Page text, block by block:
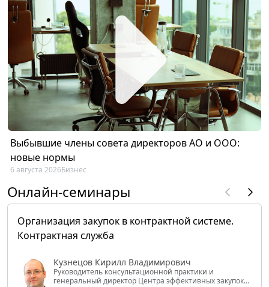
Выбывшие члены совета директоров АО и ООО:
новые нормы
6 августа 2026Бизнес
Онлайн-семинары
Организация закупок в контрактной системе.
Контрактная служба
Кузнецов Кирилл Владимирович
Руководитель консультационной практики и
генеральный директор Центра эффективных закупок